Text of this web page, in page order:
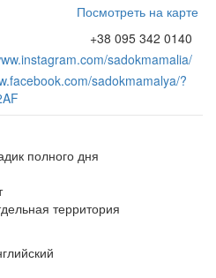
Посмотреть на карте
+38 095 342 0140
sadokmamalia/
sadokmamalya/?
полного дня
территория